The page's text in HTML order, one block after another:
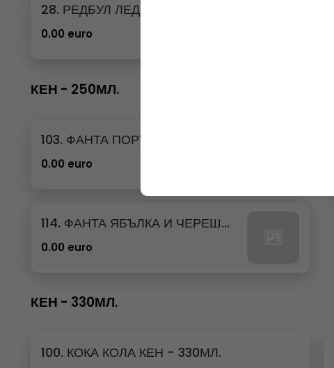
28. РЕДБУЛ ЛЕДЕНА ВАНИЛИЯ
0.00 euro
КЕН - 250МЛ.
0.00 euro
114. ФАНТА ЯБЪЛКА И ЧЕРЕША КЕН - 250МЛ.
0.00 euro
КЕН - 330МЛ.
100. КОКА КОЛА КЕН - 330МЛ.